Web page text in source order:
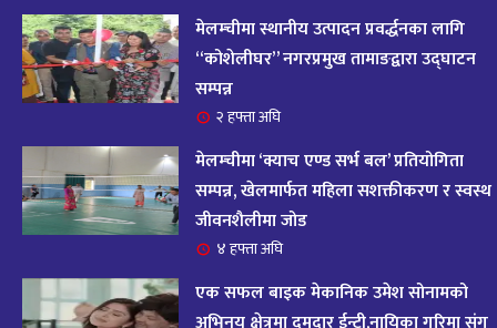
१४ आज २०८२ साल भदौ १६ गते सोमबारको राशिफल
११ महिना अघि
१५
आजको राशिफल : २०८२ भदौ १२ गते बिहीवार, २८
अगस्ट २०२५
११ महिना अघि
१६ आजको राशिफल – २०८२ साल भाद्र १० गते, मंगलबार
मेलम्चीमा स्थानीय उत्पादन प्रवर्द्धनका लागि
“कोशेलीघर” नगरप्रमुख तामाङद्वारा उद्घाटन
सम्पन्न
२ हफ्ता अघि
मेलम्चीमा ‘क्याच एण्ड सर्भ बल’ प्रतियोगिता
सम्पन्न, खेलमार्फत महिला सशक्तीकरण र स्वस्थ
जीवनशैलीमा जोड
४ हफ्ता अघि
एक सफल बाइक मेकानिक उमेश सोनामको